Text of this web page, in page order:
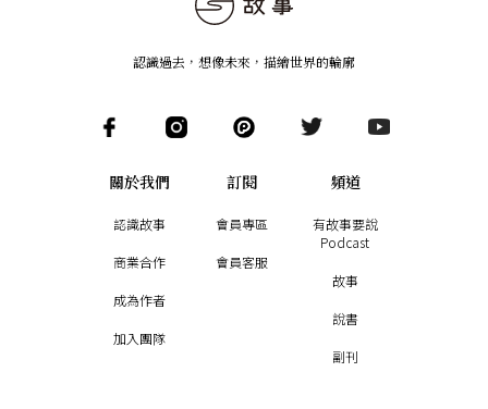
認識過去，想像未來 ， 描繪世界的輪廓
關於我們
認識故事
商業合作
成為作者
加入團隊
訂閱
會員專區
會員客服
頻道
有故事要說
Podcast
故事
說書
副刊